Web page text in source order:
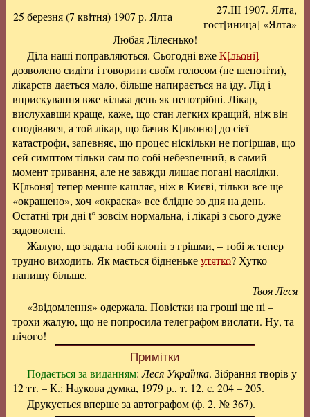
25 березня (7 квітня) 1907 р. Ялта
27.ІІІ 1907. Ялта,
гост[иница] «Ялта»
Любая Лілеєнько!
Діла наші поправляються. Сьогодні вжеК[льоні]
дозволено сидіти і говорити своїм голосом (не шепотіти),
лікарств дається мало, більше напирається на їду. Лід і
вприскування вже кілька день як непотрібні. Лікар,
вислухавши краще, каже, що стан легких кращий, ніж він
сподівався, а той лікар, що бачив К[льоню] до сієї
катастрофи, запевняє, що процес ніскільки не погіршав, що
сей симптом тільки сам по собі небезпечний, в самий
момент тривання, але не завжди лишає погані наслідки.
К[льоня] тепер менше кашляє, ніж в Києві, тільки все ще
«окрашено», хоч «окраска» все блідне зо дня на день.
Остатні три дні t° зовсім нормальна, і лікарі з сього дуже
задоволені.
Жалую, що задала тобі клопіт з грішми, – тобі ж тепер
трудно виходить. Як мається бідненькеутятко? Хутко
напишу більше.
Твоя Леся
«Звідомлення» одержала. Повістки на гроші ще ні –
трохи жалую, що не попросила телеграфом вислати. Ну, та
нічого!
Примітки
Подається за виданням:Леся Українка. Зібрання творів у
12 тт. – К.: Наукова думка, 1979 р., т. 12, с. 204 – 205.
Друкується вперше за автографом (ф. 2, № 367).